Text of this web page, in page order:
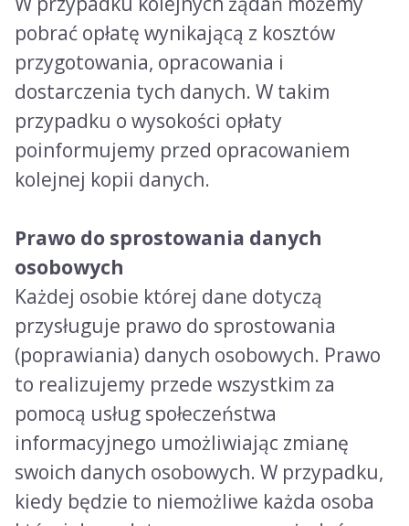
pobrać opłatę wynikającą z kosztów
przygotowania, opracowania i
dostarczenia tych danych. W takim
przypadku o wysokości opłaty
poinformujemy przed opracowaniem
kolejnej kopii danych.
Prawo do sprostowania danych
osobowych
Każdej osobie której dane dotyczą
przysługuje prawo do sprostowania
(poprawiania) danych osobowych. Prawo
to realizujemy przede wszystkim za
pomocą usług społeczeństwa
informacyjnego umożliwiając zmianę
swoich danych osobowych. W przypadku,
kiedy będzie to niemożliwe każda osoba